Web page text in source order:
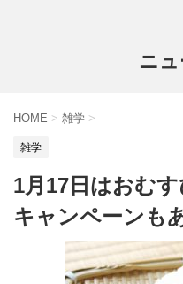
ニ
HOME > 雑学 >
雑学
1月17日はおむ
キャンペーンも